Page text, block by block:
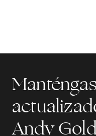
Andy